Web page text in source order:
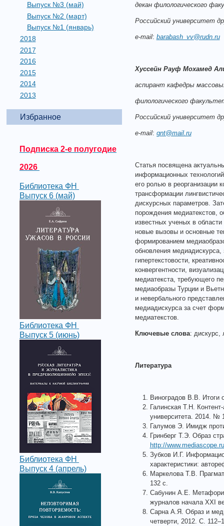
Выпуск №3 (май)
Выпуск №2 (март)
Выпуск №1 (январь)
2018
2017
2016
2015
2014
2013
Избранное
Подписка 2-е полугодие
2026
Библиотека ФН
Выпуск 6 (май)
Библиотека ФН
Выпуск 5 (июнь)
Библиотека ФН
Выпуск 4 (апрель)
декан филологического
Российский университет
e-mail: barabash_vv@rudn.ru
Хуссейн Рауф Мохамед
аспирант кафедры
филологического
Российский университет
e-mail: gnt@mail.ru
Статья посвящена
информационных
его ролью в реорганизации
трансформации
дискурсных параметров.
порождения медиатекстов,
известных ученых в
новые вызовы и основные
формированием
обновления медиадискурса,
гипертекстовости,
конвергентности,
медиатекста, требующего
медиаобразы Турции и
и невербального
медиадискурса за счет
медиатекстов.
Ключевые слова: дискурс,
Литература
Виноградов В.В. Итоги
Галинская Т.Н.
университета. 2014. №
Галумов Э. Имидж
Гринберг Т.Э. Образ
http://
Зубков И.Г.
характеристики:
Маркелова Т.В.
132 с.
Сабунин А.Е.
журналов начала XXI
Сарна А.Я. Образ и
четверти, 2012. С.